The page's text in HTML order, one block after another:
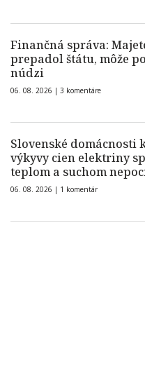
Finančná správa:
prepadol štátu, môže
núdzi
06. 08. 2026 | 3 komentáre
Slovenské domácnosti
výkyvy cien elektriny
teplom a suchom
06. 08. 2026 | 1 komentár